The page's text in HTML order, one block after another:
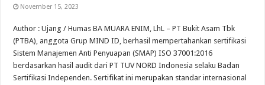
November 15, 2023
Author : Ujang / Humas BA MUARA ENIM, LhL – PT Bukit Asam Tbk
(PTBA), anggota Grup MIND ID, berhasil mempertahankan sertifikasi
Sistem Manajemen Anti Penyuapan (SMAP) ISO 37001:2016
berdasarkan hasil audit dari PT TUV NORD Indonesia selaku Badan
Sertifikasi Independen. Sertifikat ini merupakan standar internasional